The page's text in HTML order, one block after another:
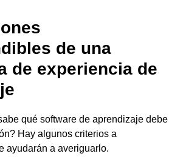
de una
de experiencia de
qué software de aprendizaje debe
Hay algunos criterios a
ayudarán a averiguarlo.